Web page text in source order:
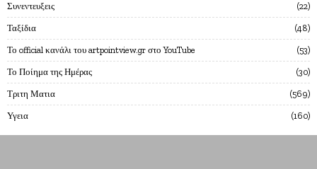
Συνεντευξεις 22
Ταξίδια 48
Το official κανάλι του artpointview.gr στο YouTube 53
Το Ποίημα της Ημέρας 30
Τριτη Ματια 569
Υγεια 160